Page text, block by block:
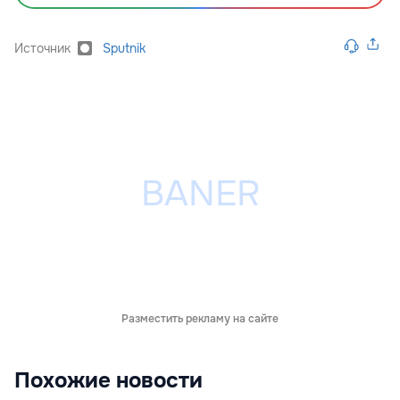
Источник Sputnik
Разместить рекламу на сайте
Похожие новости